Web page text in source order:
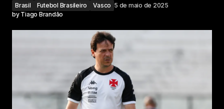
Brasil Futebol Brasileiro Vasco 5 de maio de 2025
by Tiago Brandão